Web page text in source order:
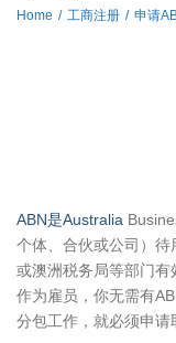
Home 工商注册 申请
ABN是Australia
个体、合伙或公司）
或澳洲税务局等部门有
作为雇员，你无需有
分包工作，就必须申请